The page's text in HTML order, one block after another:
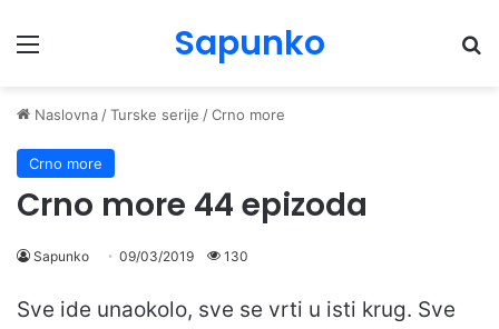
Menu Sapunko
Naslovna /Turske serije /Crno more
Crno more
Crno more 44 epizoda
Sapunko 09/03/2019 130
Sve ide unaokolo, sve se vrti u isti krug. Sve